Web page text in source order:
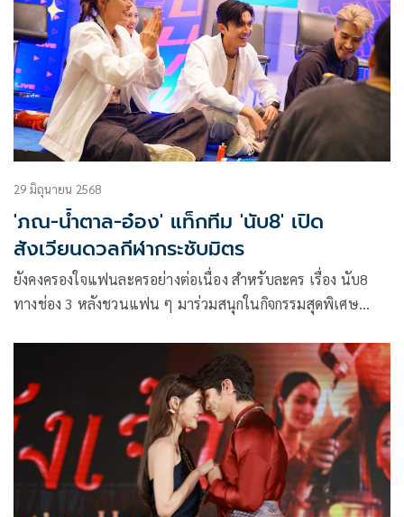
29 มิถุนายน 2568
'ภณ-น้ำตาล-อ๋อง' แท็กทีม 'นับ8' เปิด
สังเวียนดวลกีฬากระชับมิตร
ยังคงครองใจแฟนละครอย่างต่อเนื่อง สำหรับละคร เรื่อง นับ8
ทางช่อง 3 หลังชวนแฟน ๆ มาร่วมสนุกในกิจกรรมสุดพิเศษ
น้ำตาล พิจักขณา, อ๋อง สิทธานต์, เป็นไต๋ นัฐนิช, เอนจอย ธิดา
รัตน์ และ เอมี่ อุทานพร แท็กทีมปล่อยความสนุกผ่านเกมกีฬา
กระชับมิตรตอกย้ำกระแสความปัง